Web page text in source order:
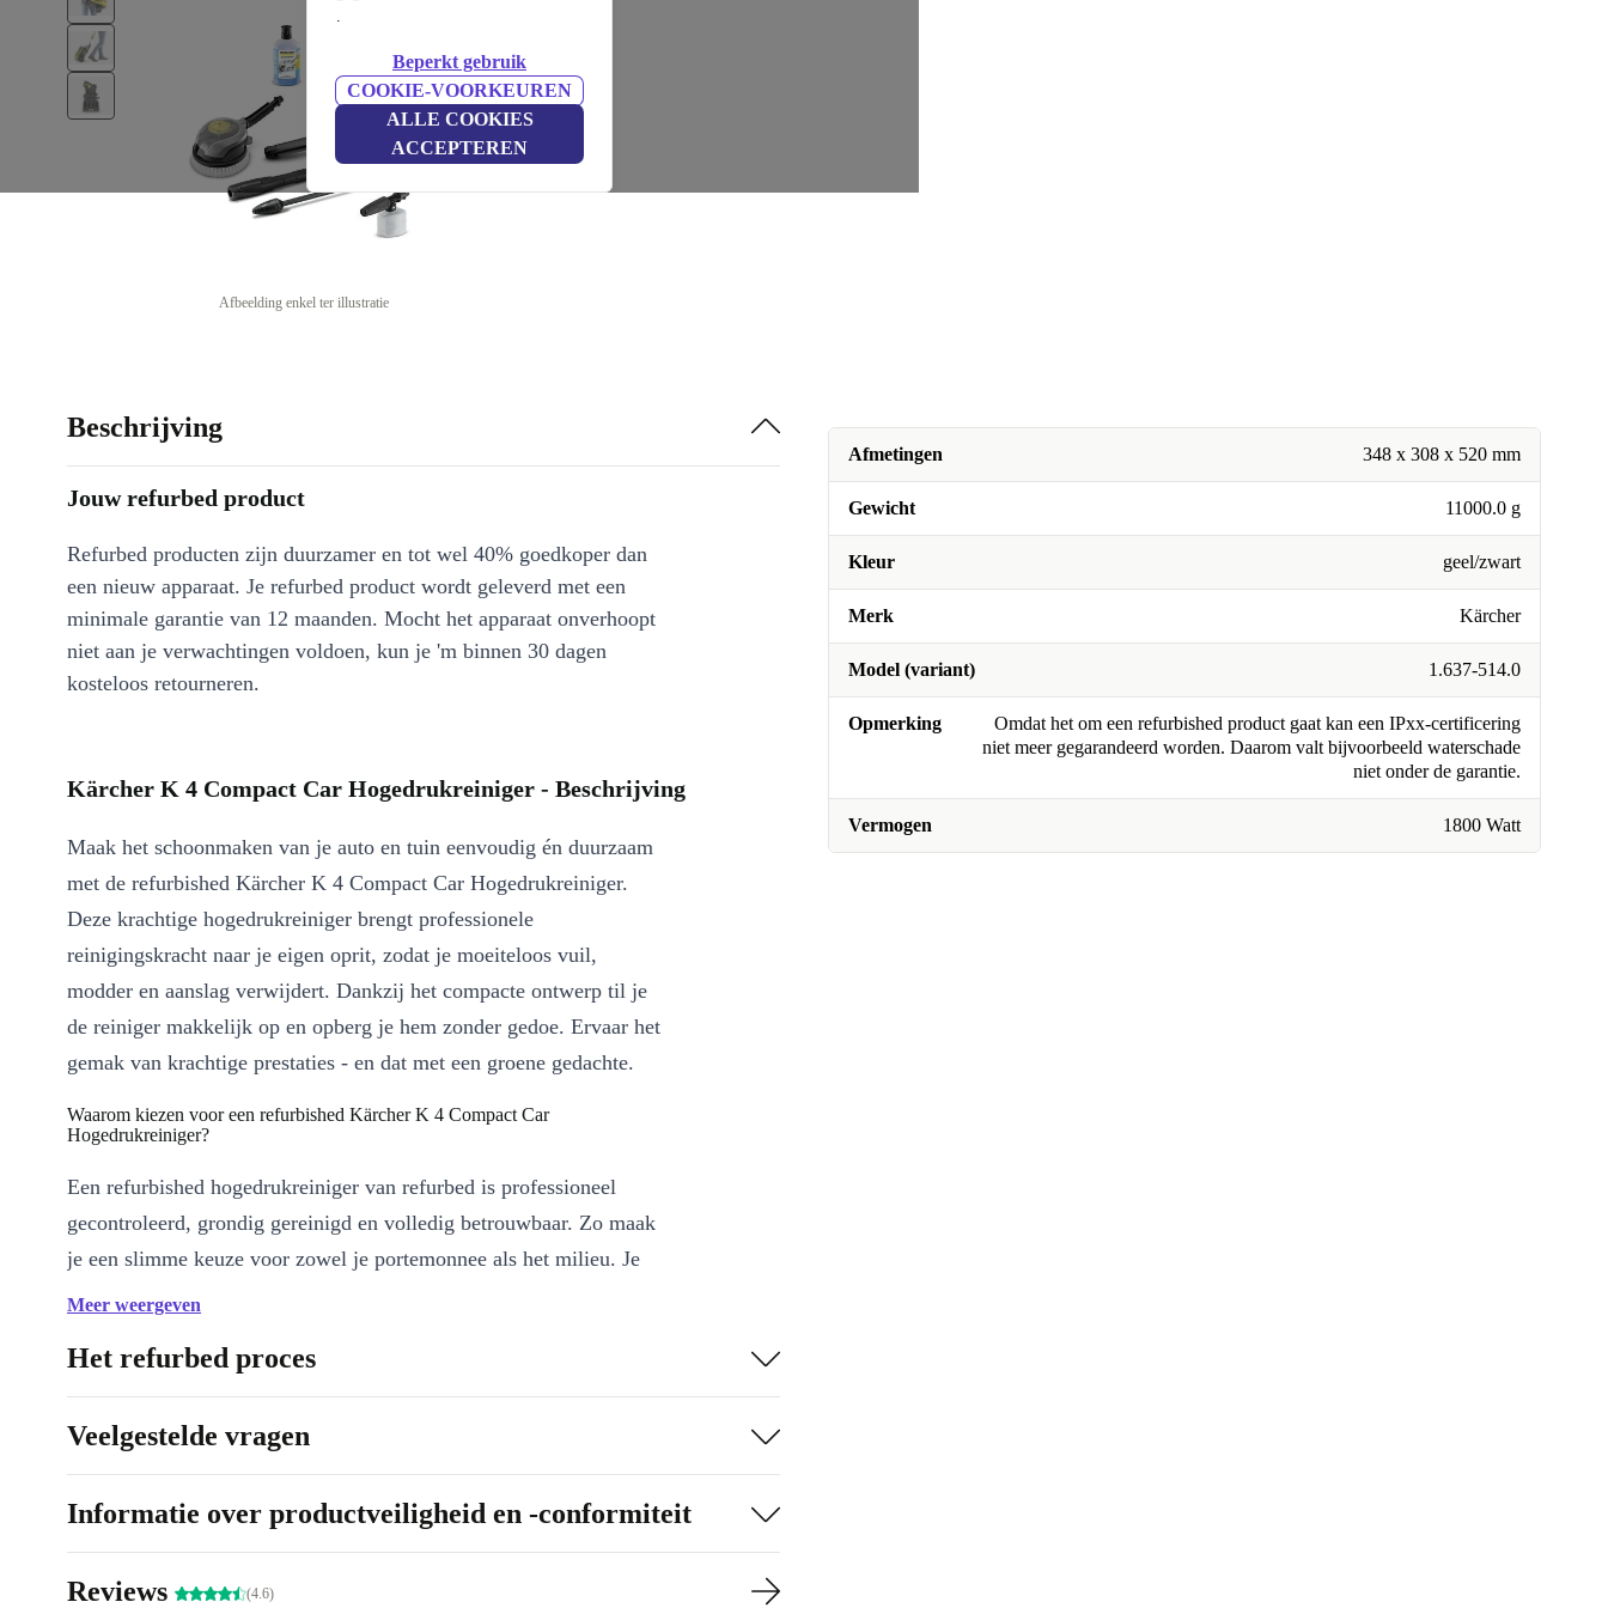
.
Beperkt gebruik
COOKIE-VOORKEUREN
ALLE COOKIES
ACCEPTEREN
Afbeelding enkel ter illustratie
Afmetingen 348 x 308 x 520 mm
Gewicht 11000.0 g
Kleur geel/zwart
Merk Kärcher
Model (variant) 1.637-514.0
Opmerking
Omdat het om een refurbished product gaat kan een IPxx-certificering
niet meer gegarandeerd worden. Daarom valt bijvoorbeeld waterschade
niet onder de garantie.
Vermogen 1800 Watt
Beschrijving
Jouw refurbed product
Refurbed producten zijn duurzamer en tot wel 40% goedkoper dan
een nieuw apparaat. Je refurbed product wordt geleverd met een
minimale garantie van 12 maanden. Mocht het apparaat onverhoopt
niet aan je verwachtingen voldoen, kun je 'm binnen 30 dagen
kosteloos retourneren.
Kärcher K 4 Compact Car Hogedrukreiniger - Beschrijving
Maak het schoonmaken van je auto en tuin eenvoudig én duurzaam
met de refurbished Kärcher K 4 Compact Car Hogedrukreiniger.
Deze krachtige hogedrukreiniger brengt professionele
reinigingskracht naar je eigen oprit, zodat je moeiteloos vuil,
modder en aanslag verwijdert. Dankzij het compacte ontwerp til je
de reiniger makkelijk op en opberg je hem zonder gedoe. Ervaar het
gemak van krachtige prestaties - en dat met een groene gedachte.
Waarom kiezen voor een refurbished Kärcher K 4 Compact Car
Hogedrukreiniger?
Een refurbished hogedrukreiniger van refurbed is professioneel
gecontroleerd, grondig gereinigd en volledig betrouwbaar. Zo maak
je een slimme keuze voor zowel je portemonnee als het milieu. Je
verlengt de levensduur van hoogwaardige elektronica en helpt mee
hardnekkigste vuil in een handomdraai schoon.
zelfs als je weinig ruimte hebt in de schuur of garage.
Veelzijdig inzetbaar– Perfect voor het reinigen van auto’s, tuinmeubelen,
terrassen of het schoonspuiten van tuinpaden.
Meer weergeven
Het refurbed proces
Veelgestelde vragen
Informatie over productveiligheid en -conformiteit
Reviews (4.6)